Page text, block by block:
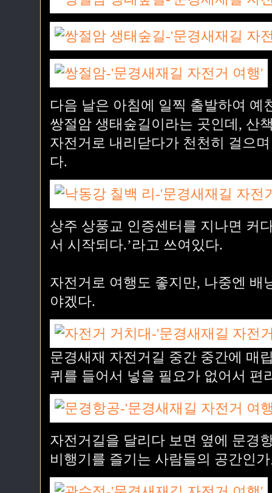
다음 날은 아침에 일찍 출발하여 예
쌍절암 생태숲길이라는 곳인데, 산
자전거로 내리닫다가 천천히 걸으
다.
상주 상풍교 인증센터를 지나면 커
서 시작되다.’라고 쓰여있다.
자전거로 여행도 좋지만, 나중엔 배
야겠다.
문경새재 자전거길 중간 중간에 매
퀴를 들어서 넣을 필요가 없어서 편
자전거길을 달리다 보면 옆에 문경
비행기를 즐기는 사람들의 공간인